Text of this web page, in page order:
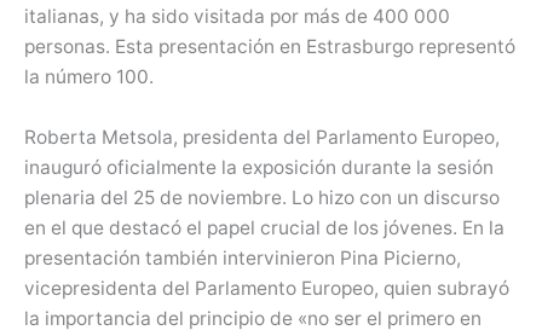
italianas, y ha sido visitada por más de 400 000
personas. Esta presentación en Estrasburgo representó
la número 100.
Roberta Metsola, presidenta del Parlamento Europeo,
inauguró oficialmente la exposición durante la sesión
plenaria del 25 de noviembre. Lo hizo con un discurso
en el que destacó el papel crucial de los jóvenes. En la
presentación también intervinieron Pina Picierno,
vicepresidenta del Parlamento Europeo, quien subrayó
la importancia del principio de «no ser el primero en